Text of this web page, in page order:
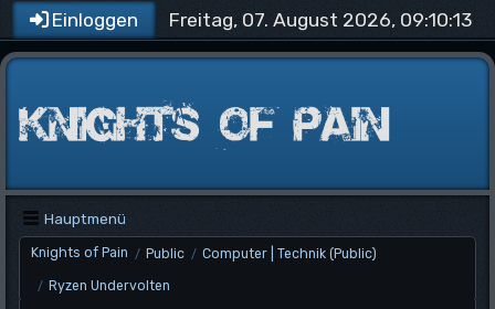
Einloggen Freitag, 07. August 2026, 09:10:13
Hauptmenü
Knights of Pain / Public / Computer | Technik (Public)
/ Ryzen Undervolten